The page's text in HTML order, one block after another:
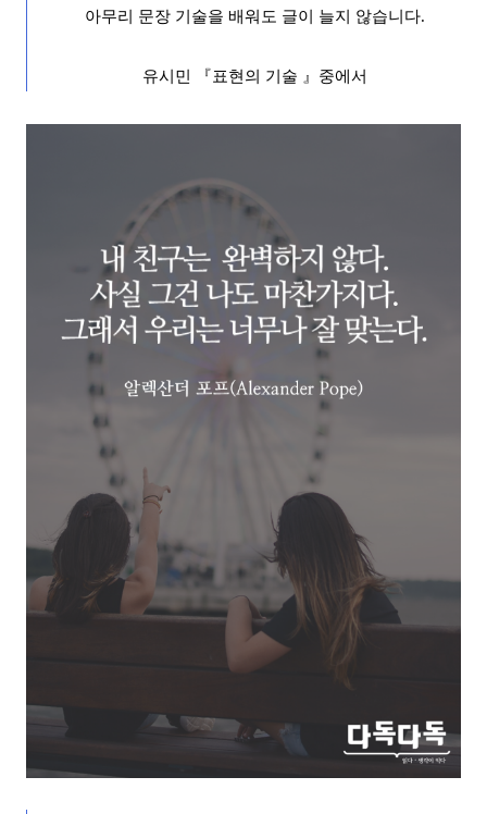
아무리 문장 기술을 배워도 글이 늘지 않습니다.
유시민 『표현의 기술 』 중에서